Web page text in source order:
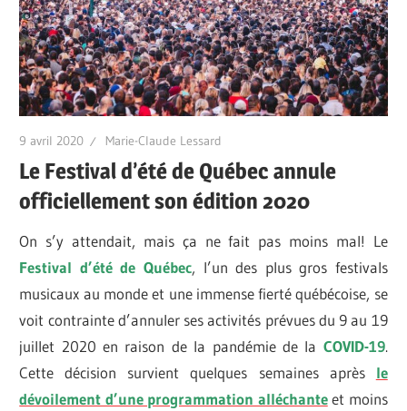
9 avril 2020 Marie-Claude Lessard
Le Festival d’été de Québec annule
officiellement son édition 2020
On s’y attendait, mais ça ne fait pas moins mal! Le
Festival d’été de Québec, l’un des plus gros festivals
musicaux au monde et une immense fierté québécoise, se
voit contrainte d’annuler ses activités prévues du 9 au 19
juillet 2020 en raison de la pandémie de la COVID-19.
Cette décision survient quelques semaines après le
dévoilement d’une programmation alléchanteet moins